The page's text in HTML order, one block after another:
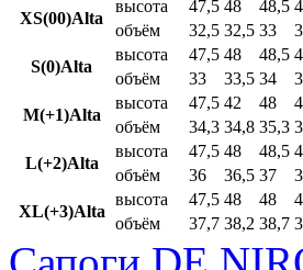
XS(00)Alta
высота 47,5 48 48,5
объём
32,5 32,5 33
S(0)Alta
высота 47,5 48 48,5
объём
33 33,5 34
M(+1)Alta
высота 47,5 42 48
объём
34,3 34,8 35,3
L(+2)Alta
высота 47,5 48 48,5
объём
36 36,5 37
XL(+3)Alta
высота 47,5 48 48
объём
37,7 38,2 38,7